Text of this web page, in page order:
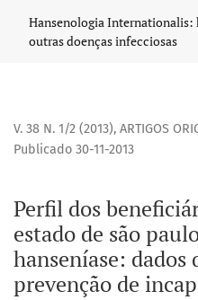
Perfil dos beneficiários de
Hansenologia Internationalis:
outras doenças infecciosas
V. 38 N. 1/2 (2013), ARTIGOS
Perfil dos
estado de são
hanseníase:
prevenção de
Publicado 30-11-2013